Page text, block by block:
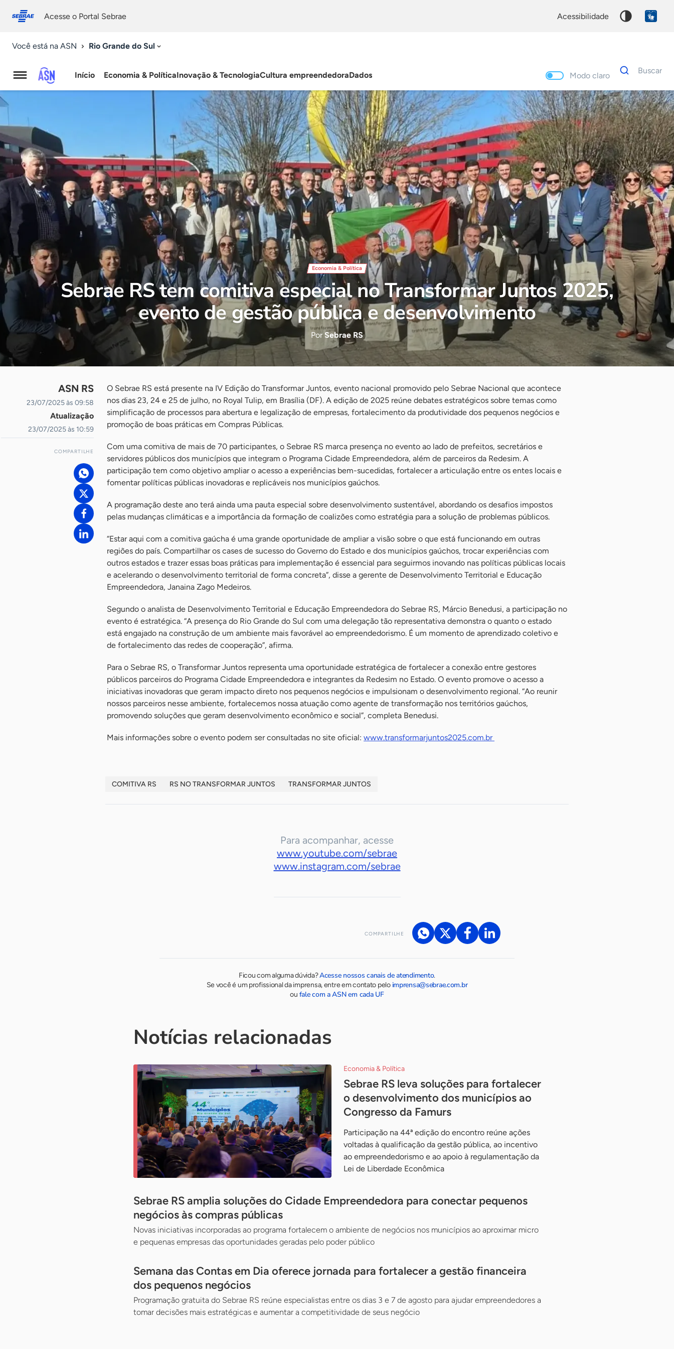
conosco
Acesse o Portal Sebrae acessibilidade
Você está na ASN Rio Grande do Sul
Agência
de
Notícias
Início Economia & PolíticaInovação & TecnologiaCultura empreendedoraDados Modo claro
Dados
para
Buscar
Palavra
chave
Economia & Política
Sebrae RS tem comitiva especial no Transformar Juntos 2025,
evento de gestão pública e desenvolvimento
Por Sebrae RS
ASN RS
23/07/2025 às 09:58
Atualização
23/07/2025 às 10:59
COMPARTILHE
O Sebrae RS está presente na IV Edição do Transformar Juntos, evento nacional promovido pelo Sebrae Nacional que acontece
nos dias 23, 24 e 25 de julho, no Royal Tulip, em Brasília (DF). A edição de 2025 reúne debates estratégicos sobre temas como
simplificação de processos para abertura e legalização de empresas, fortalecimento da produtividade dos pequenos negócios e
promoção de boas práticas em Compras Públicas.
Com uma comitiva de mais de 70 participantes, o Sebrae RS marca presença no evento ao lado de prefeitos, secretários e
servidores públicos dos municípios que integram o Programa Cidade Empreendedora, além de parceiros da Redesim. A
participação tem como objetivo ampliar o acesso a experiências bem-sucedidas, fortalecer a articulação entre os entes locais e
fomentar políticas públicas inovadoras e replicáveis nos municípios gaúchos.
A programação deste ano terá ainda uma pauta especial sobre desenvolvimento sustentável, abordando os desafios impostos
pelas mudanças climáticas e a importância da formação de coalizões como estratégia para a solução de problemas públicos.
“Estar aqui com a comitiva gaúcha é uma grande oportunidade de ampliar a visão sobre o que está funcionando em outras
regiões do país. Compartilhar os cases de sucesso do Governo do Estado e dos municípios gaúchos, trocar experiências com
outros estados e trazer essas boas práticas para implementação é essencial para seguirmos inovando nas políticas públicas locais
e acelerando o desenvolvimento territorial de forma concreta”, disse a gerente de Desenvolvimento Territorial e Educação
Empreendedora, Janaina Zago Medeiros.
Segundo o analista de Desenvolvimento Territorial e Educação Empreendedora do Sebrae RS, Márcio Benedusi, a participação no
evento é estratégica. “A presença do Rio Grande do Sul com uma delegação tão representativa demonstra o quanto o estado
está engajado na construção de um ambiente mais favorável ao empreendedorismo. É um momento de aprendizado coletivo e
de fortalecimento das redes de cooperação”, afirma.
Para o Sebrae RS, o Transformar Juntos representa uma oportunidade estratégica de fortalecer a conexão entre gestores
públicos parceiros do Programa Cidade Empreendedora e integrantes da Redesim no Estado. O evento promove o acesso a
iniciativas inovadoras que geram impacto direto nos pequenos negócios e impulsionam o desenvolvimento regional. “Ao reunir
nossos parceiros nesse ambiente, fortalecemos nossa atuação como agente de transformação nos territórios gaúchos,
promovendo soluções que geram desenvolvimento econômico e social”, completa Benedusi.
Mais informações sobre o evento podem ser consultadas no site oficial: www.transformarjuntos2025.com.br
COMITIVA RS RS NO TRANSFORMAR JUNTOS TRANSFORMAR JUNTOS
Para acompanhar, acesse
www.youtube.com/sebrae
www.instagram.com/sebrae
COMPARTILHE
Ficou com alguma dúvida?Acesse nossos canais de atendimento.
Se você é um profissional da imprensa, entre em contato pelo imprensa@sebrae.com.br
ou fale com a ASN em cada UF
Notícias relacionadas
Economia & Política
Sebrae RS leva soluções para fortalecer
o desenvolvimento dos municípios ao
Congresso da Famurs
Participação na 44ª edição do encontro reúne ações
voltadas à qualificação da gestão pública, ao incentivo
ao empreendedorismo e ao apoio à regulamentação da
Lei de Liberdade Econômica
Sebrae RS amplia soluções do Cidade Empreendedora para conectar pequenos
negócios às compras públicas
Novas iniciativas incorporadas ao programa fortalecem o ambiente de negócios nos municípios ao aproximar micro
e pequenas empresas das oportunidades geradas pelo poder público
Semana das Contas em Dia oferece jornada para fortalecer a gestão financeira
dos pequenos negócios
Programação gratuita do Sebrae RS reúne especialistas entre os dias 3 e 7 de agosto para ajudar empreendedores a
tomar decisões mais estratégicas e aumentar a competitividade de seus negócio